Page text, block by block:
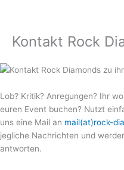
Kontakt Rock
Lob? Kritik? Anregungen? Ihr
euren Event buchen? Nutzt
uns eine Mail an mail(at)rock-
jegliche Nachrichten und
antworten.